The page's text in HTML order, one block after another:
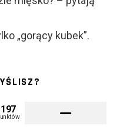
„gorący kubek”.
197